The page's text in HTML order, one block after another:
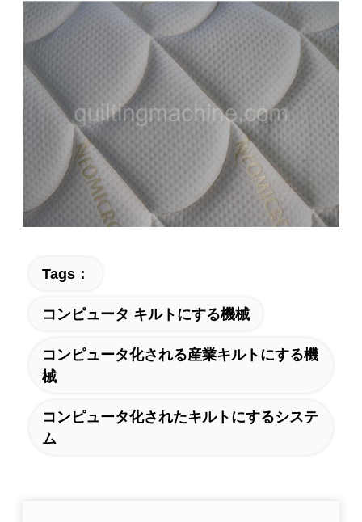
Tags：
コンピュータ キルトにする機械
コンピュータ化される産業キルトにする機
械
コンピュータ化されたキルトにするシステ
ム